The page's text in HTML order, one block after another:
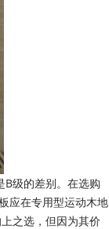
级的差别。在选购
应在专用型运动木地
之选，但因为其价